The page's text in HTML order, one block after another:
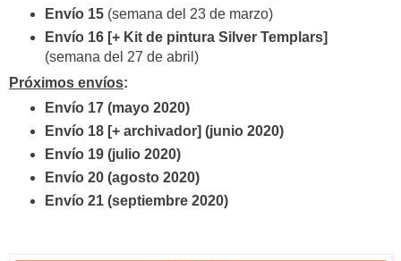
Envío 15(semana del 23 de marzo)
Envío 16 [+ Kit de pintura Silver Templars]
(semana del 27 de abril)
Próximos envíos:
Envío 17 (mayo 2020)
Envío 18 [+ archivador] (junio 2020)
Envío 19 (julio 2020)
Envío 20 (agosto 2020)
Envío 21 (septiembre 2020)